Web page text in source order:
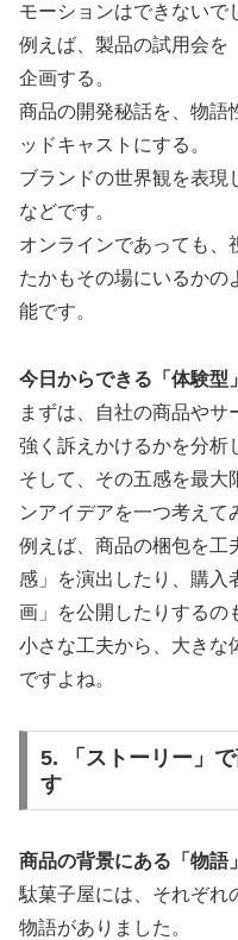
モーションはできないで
例えば、製品の試用会を
企画する。
商品の開発秘話を、物語
ッドキャストにする。
ブランドの世界観を表現
などです。
オンラインであっても、
たかもその場にいるかの
能です。
今日からできる「体験型
まずは、自社の商品やサ
強く訴えかけるかを分析
そして、その五感を最大
ンアイデアを一つ考えて
例えば、商品の梱包を工
感」を演出したり、購入
画」を公開したりするの
小さな工夫から、大きな
ですよね。
5. 「ストーリー」
す
商品の背景にある「物語
駄菓子屋には、それぞれ
物語がありました。